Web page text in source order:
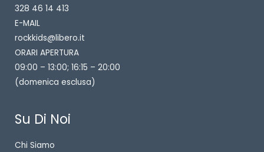
328 46 14 413
E-MAIL
rockkids@libero.it
ORARI APERTURA
09:00 – 13:00; 16:15 – 20:00
(domenica esclusa)
Su Di Noi
Chi Siamo